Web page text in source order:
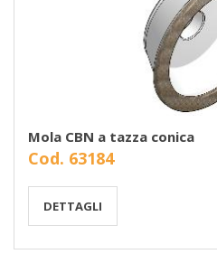
Mola CBN a tazza conica
Cod. 63184
DETTAGLI